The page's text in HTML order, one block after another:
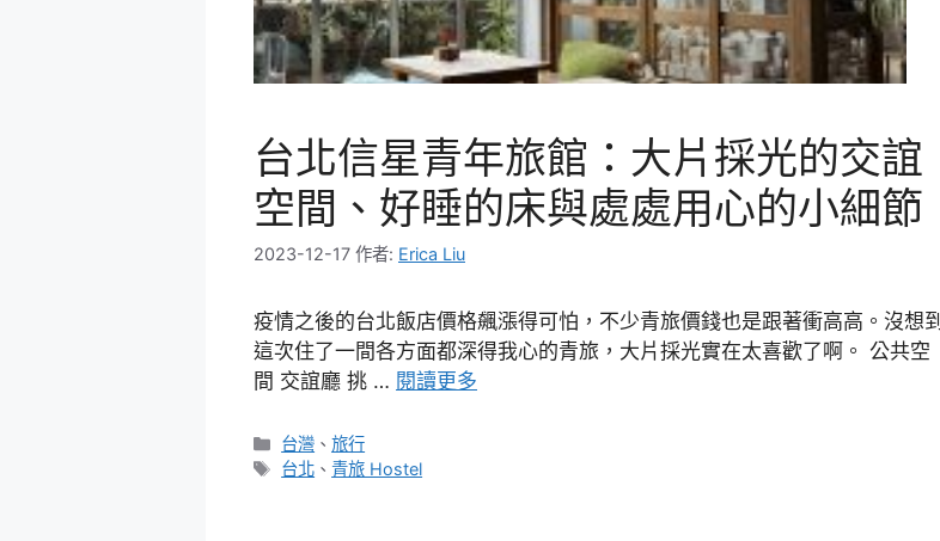
台北信星青年旅館：大片採光的交誼
空間、好睡的床與處處用心的小細節
2023-12-17 作者: Erica Liu
疫情之後的台北飯店價格飆漲得可怕，不少青旅價錢也是跟著衝高高。沒想到
這次住了一間各方面都深得我心的青旅，大片採光實在太喜歡了啊。 公共空
間 交誼廳 挑 … 閱讀更多
分
類
台灣 、旅行
標
台北 、青旅 Hostel